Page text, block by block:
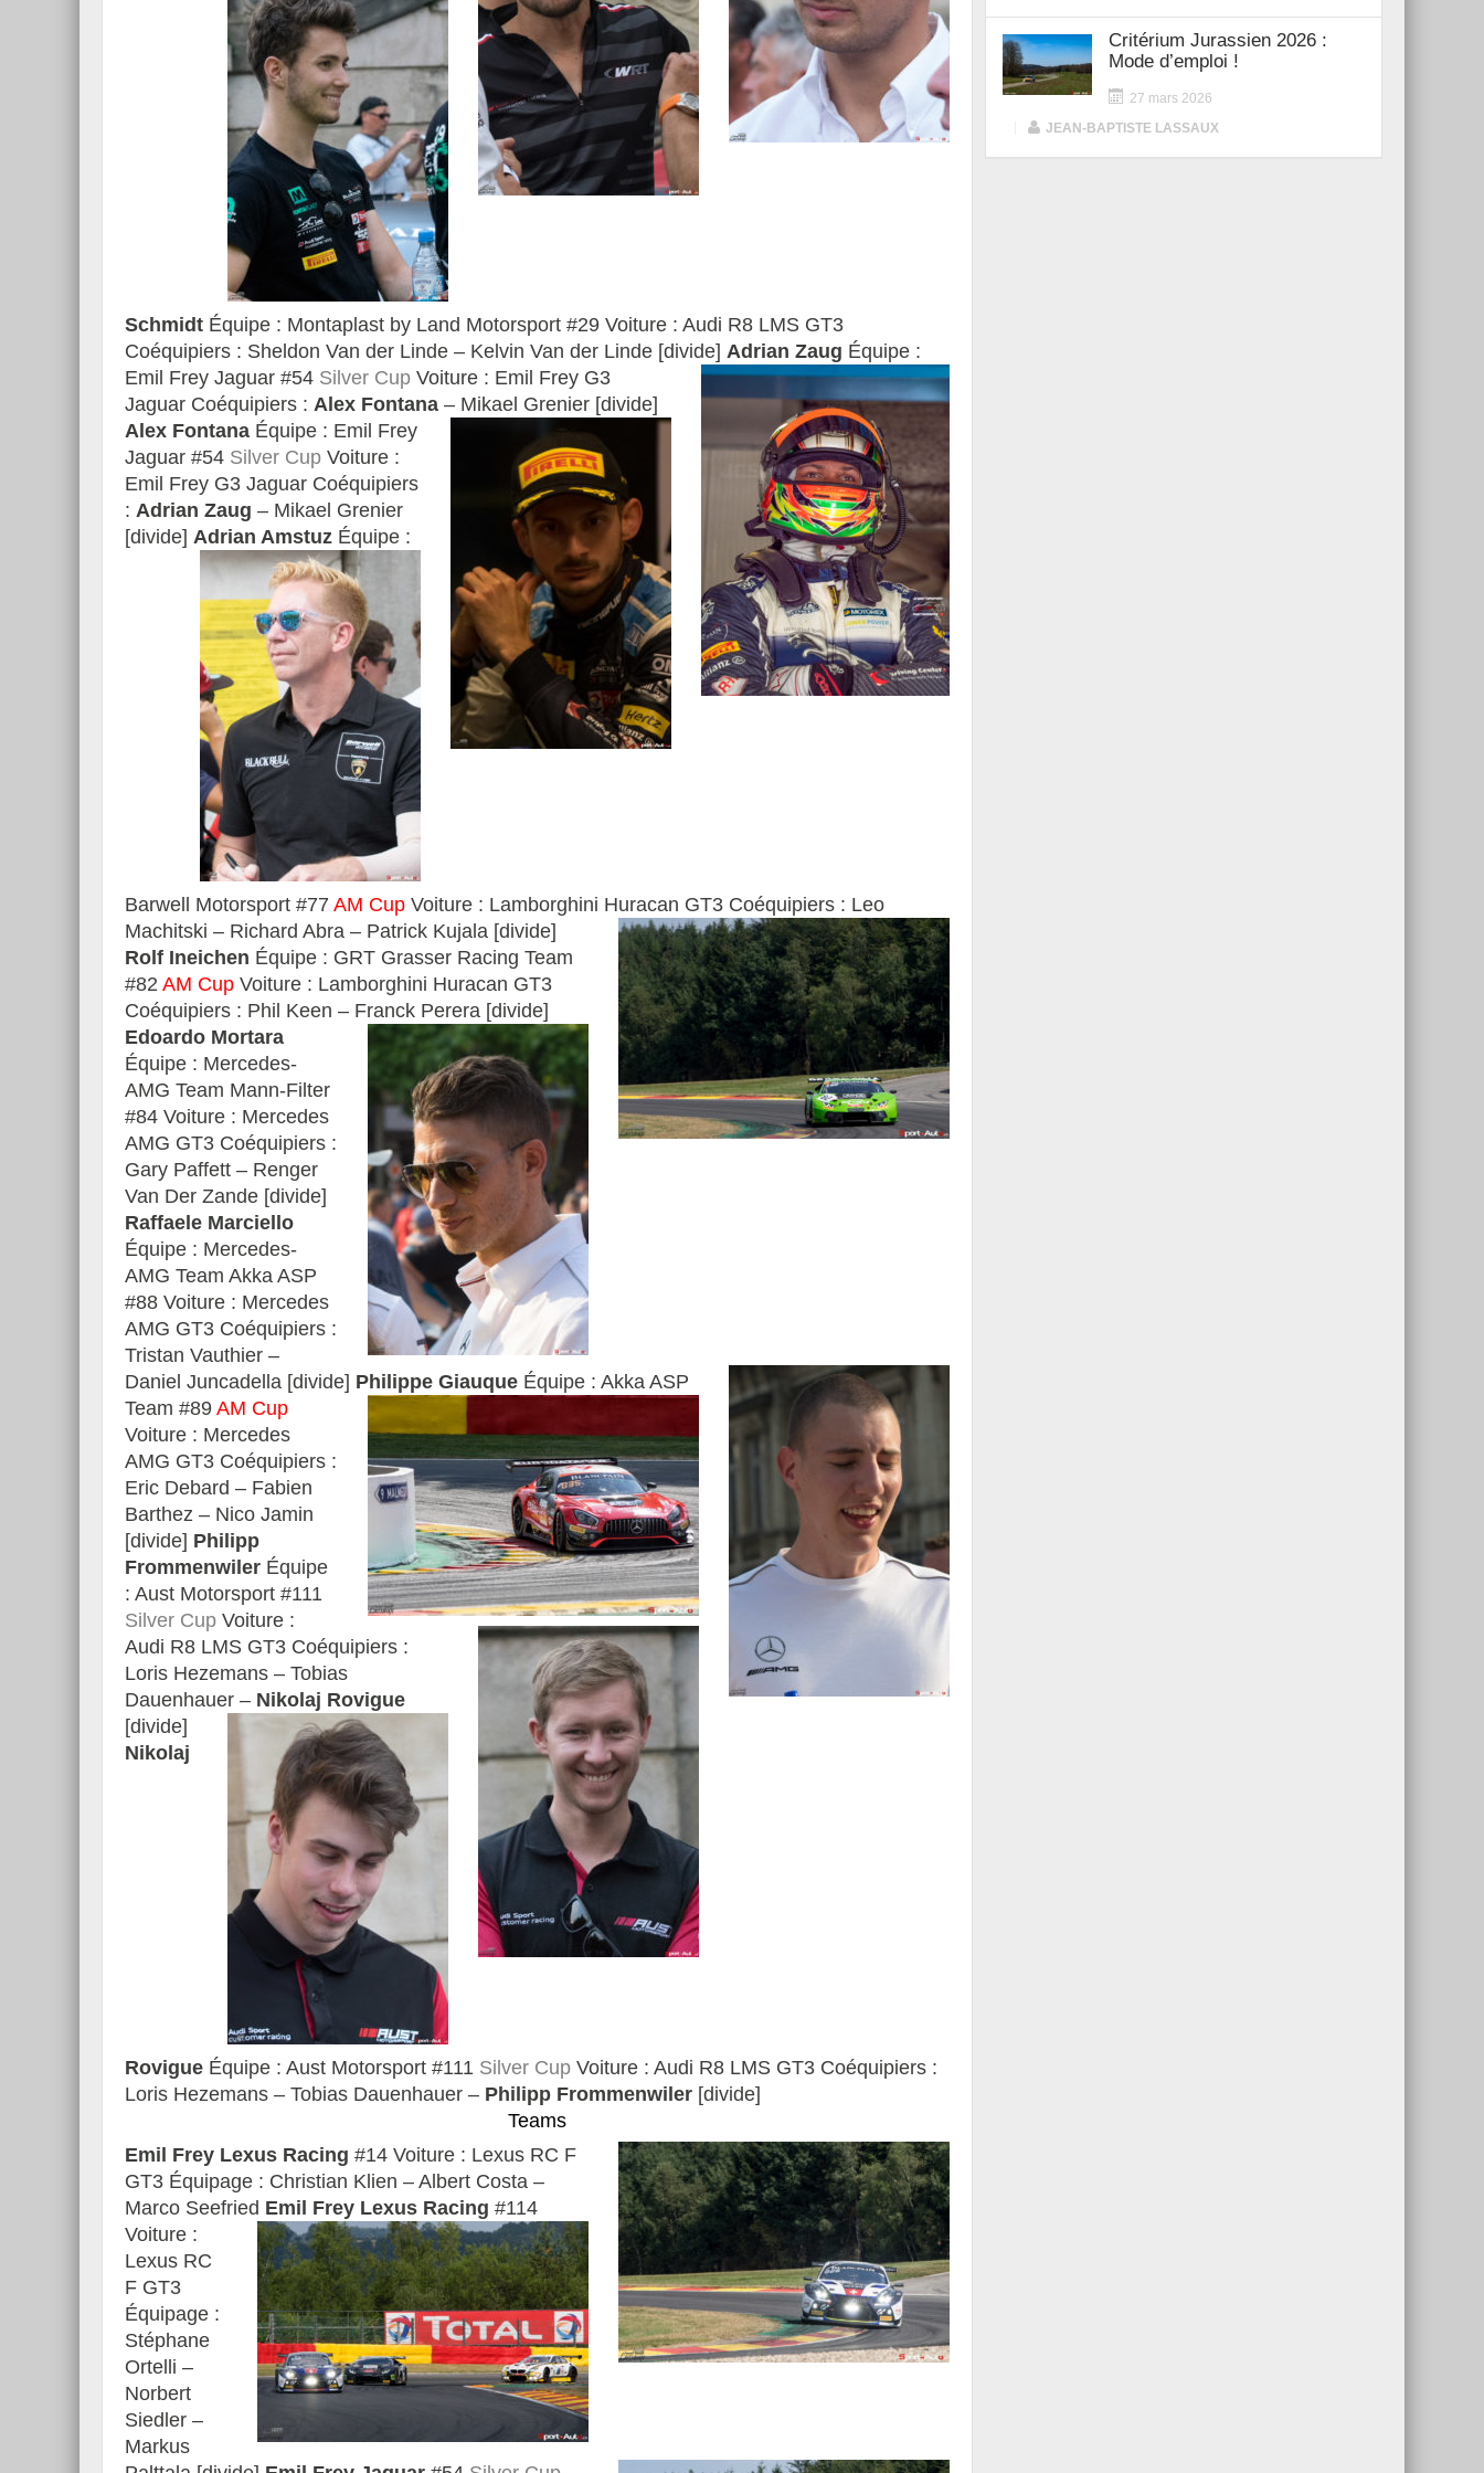
Schmidt Équipe : Montaplast by Land Motorsport #29 Voiture : Audi R8 LMS GT3
Coéquipiers : Sheldon Van der Linde – Kelvin Van der Linde [divide] Adrian Zaug Équipe :
Emil Frey Jaguar #54 Silver Cup Voiture : Emil Frey G3
Jaguar Coéquipiers : Alex Fontana – Mikael Grenier [divide]
Alex Fontana Équipe : Emil Frey
Jaguar #54 Silver Cup Voiture :
Emil Frey G3 Jaguar Coéquipiers
: Adrian Zaug – Mikael Grenier
[divide] Adrian Amstuz Équipe :
Barwell Motorsport #77 AM Cup Voiture : Lamborghini Huracan GT3 Coéquipiers : Leo
Machitski – Richard Abra – Patrick Kujala [divide]
Rolf Ineichen Équipe : GRT Grasser Racing Team
#82 AM Cup Voiture : Lamborghini Huracan GT3
Coéquipiers : Phil Keen – Franck Perera [divide]
Edoardo Mortara
Équipe : Mercedes-
AMG Team Mann-Filter
#84 Voiture : Mercedes
AMG GT3 Coéquipiers :
Gary Paffett – Renger
Van Der Zande [divide]
Raffaele Marciello
Équipe : Mercedes-
AMG Team Akka ASP
#88 Voiture : Mercedes
AMG GT3 Coéquipiers :
Tristan Vauthier –
Daniel Juncadella [divide] Philippe Giauque Équipe : Akka ASP
Team #89 AM Cup
Voiture : Mercedes
AMG GT3 Coéquipiers :
Eric Debard – Fabien
Barthez – Nico Jamin
[divide] Philipp
Frommenwiler Équipe
: Aust Motorsport #111
Silver Cup Voiture :
Audi R8 LMS GT3 Coéquipiers :
Loris Hezemans – Tobias
Dauenhauer – Nikolaj Rovigue
[divide]
Nikolaj
Rovigue Équipe : Aust Motorsport #111 Silver Cup Voiture : Audi R8 LMS GT3 Coéquipiers :
Loris Hezemans – Tobias Dauenhauer – Philipp Frommenwiler [divide]
Teams
Emil Frey Lexus Racing #14 Voiture : Lexus RC F
GT3 Équipage : Christian Klien – Albert Costa –
Marco Seefried Emil Frey Lexus Racing #114
Voiture :
Lexus RC
F GT3
Équipage :
Stéphane
Ortelli –
Norbert
Siedler –
Markus
Critérium Jurassien 2026 :
Mode d’emploi !
27 mars 2026
JEAN-BAPTISTE LASSAUX